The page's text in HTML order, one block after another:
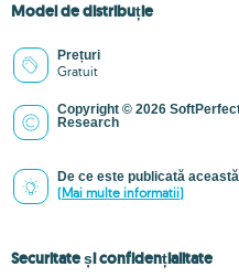
Model de distribuție
Prețuri
Gratuit
Copyright © 2026
Research
De ce este publicată
(Mai multe informatii)
Securitate și confidențialitate